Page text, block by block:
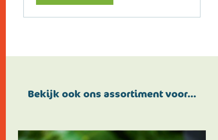
Bekijk ook ons assortiment voor…